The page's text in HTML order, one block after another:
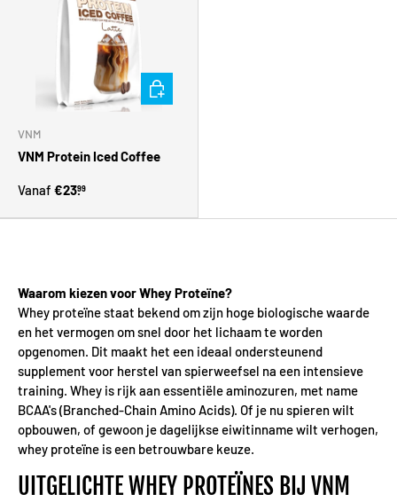
VNM
VNM Protein Iced Coffee
Vanaf €23.99
Kies mogelijkheden
Waarom kiezen voor Whey Proteïne?
Whey proteïne staat bekend om zijn hoge biologische waarde
en het vermogen om snel door het lichaam te worden
opgenomen. Dit maakt het een ideaal ondersteunend
supplement voor herstel van spierweefsel na een intensieve
training. Whey is rijk aan essentiële aminozuren, met name
BCAA's (Branched-Chain Amino Acids). Of je nu spieren wilt
opbouwen, of gewoon je dagelijkse eiwitinname wilt verhogen,
whey proteïne is een betrouwbare keuze.
UITGELICHTE WHEY PROTEÏNES BIJ VNM